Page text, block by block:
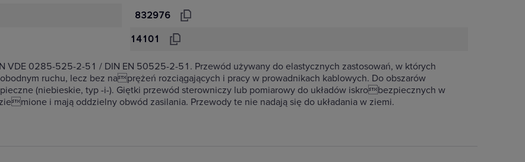
832976
14101
VDE 0285-525-2-51 / DIN EN 50525-2-51. Przewód używany do elastycznych zastosowań, w których
ruchu, lecz bez naprężeń rozciągających i pracy w prowadnikach kablowych. Do obszarów
(niebieskie, typ -i-). Giętki przewód sterowniczy lub pomiarowy do układów iskrobezpiecznych w
i mają oddzielny obwód zasilania. Przewody te nie nadają się do układania w ziemi.